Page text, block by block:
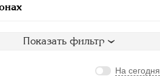
Показать фильтр
На сегодня